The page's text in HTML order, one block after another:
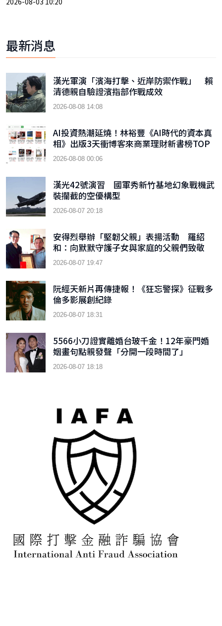
最新消息
漢光軍演「濱海打擊、近岸防禦作戰」 賴
清德親自驗證濱指部作戰成效
2026-08-08 14:08
AI投資熱潮延燒！林裕豐《AI時代的資本真
相》出版3天衝博客來商業理財新書榜TOP
9
2026-08-08 00:06
漢光42號演習 國軍秀新竹基地幻象戰機武
裝攔截的空優構型
2026-08-07 20:18
安得烈舉辦「堅韌父親」表揚活動 羅紹
和：向默默守護子女與家庭的父親們致敬
2026-08-07 19:47
阮經天新片再傳捷報！《狂忘警探》征戰多
倫多影展創紀錄
2026-08-07 18:31
5566小刀證實離婚台玻千金！12年豪門婚
姻畫句點親發聲「分開一段時間了」
2026-08-07 18:18